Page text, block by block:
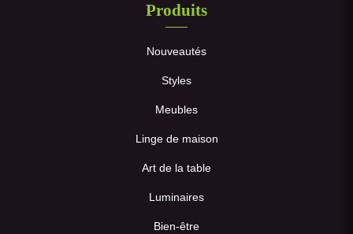
Produits
Nouveautés
Styles
Meubles
Linge de maison
Art de la table
Luminaires
Bien-être